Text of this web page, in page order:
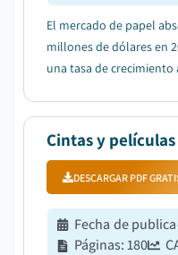
El mercado de papel
millones de dólares en
una tasa de crecimiento
de un solo uso....
Cintas y películas
DESCARGAR PDF
Fecha de
Páginas:180